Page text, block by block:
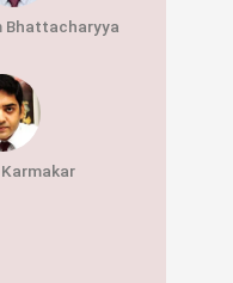
Bhattacharyya